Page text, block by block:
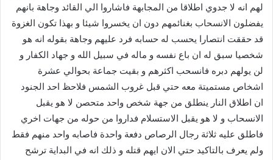
لهم انه لا جدوي اطلاقا من المجابهة فاشاروا الي القائد وجاهة بانهم
يفضلون الانسحاب بغنائمهم دون ان يخسروا شيئا و بهذا تكون الغزوة
قد حققت انتصارا يحسب له حسابه فرد عليهم وجاهة بقوله انه هو
شخصيا سبق له ان باع نفسه و ماله في سبيل الله و جهاد الكفار و
لن يولهم دبره فانسحب اكثرهم و بقيت جماعة بحوالي عشرة
اشخاص مستميتة معه حتي قبل غروب الشمس فلاحظ احد الجنود
ان اطلاق النار ينطلق من جهة شخص واحد متحصن لا هو يقبل
الانسحاب و لا هو يقبل الاستسلام فداروا من حوله من جهات اخري
فاطلق عليه ثلاثة رجال الرصاص دفعة واحدة فاصابه واحد منهم فقط
ولم يعرف بالتاكيد حتي الان ايهم قتله و ذلك انه في البداية ترشح